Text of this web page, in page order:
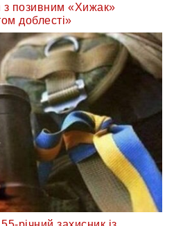
з позивним «Хижак»
доблесті»